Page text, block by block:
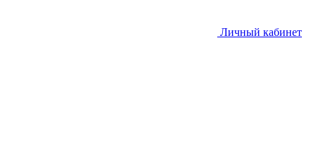
Личный кабинет